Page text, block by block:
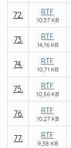
72. RTF
10,57 KB
73. RTF
14,76 KB
74. RTF
10,71 KB
75. RTF
10,36 KB
76. RTF
10,27 KB
77. RTF
9,38 KB